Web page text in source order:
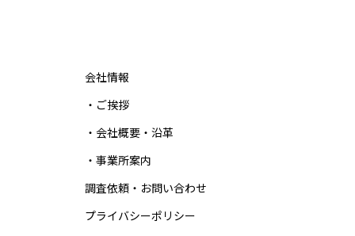
会社情報
・ご挨拶
・会社概要・沿革
・事業所案内
調査依頼・お問い合わせ
プライバシーポリシー